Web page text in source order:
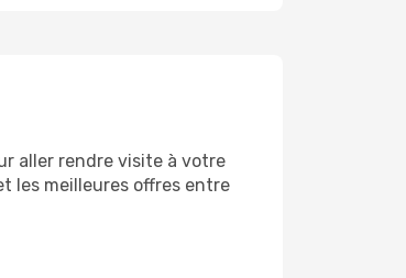
aller rendre visite à votre
les meilleures offres entre